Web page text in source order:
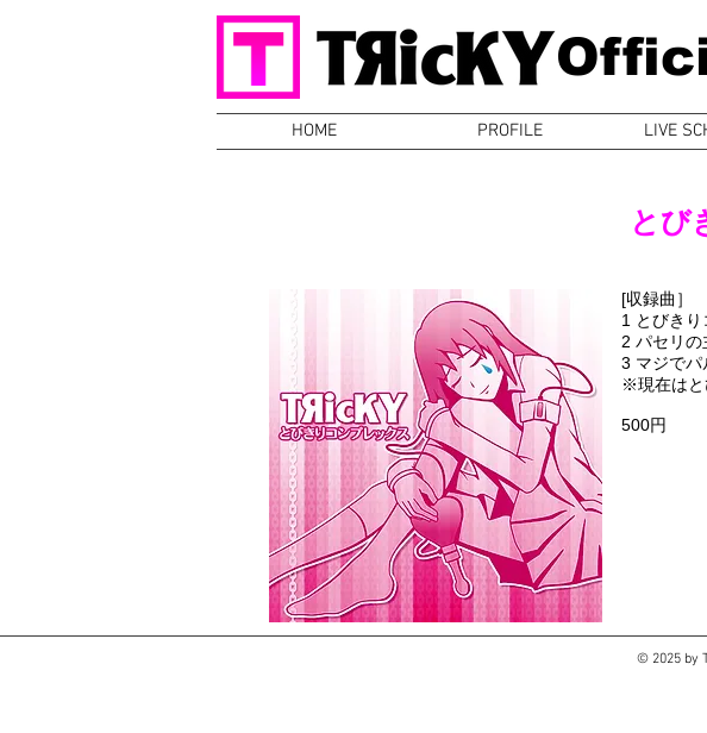
HOME PROFILE LIVE
とび
[収録曲］
1 とびきり
2 パセリの
3 マジで
※現在はと
500円
© 2025 by